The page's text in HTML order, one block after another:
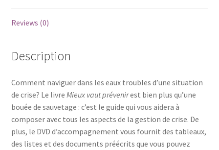
Reviews (0)
Description
Comment naviguer dans les eaux troubles d’une situation
de crise? Le livre Mieux vaut prévenirest bien plus qu’une
bouée de sauvetage : c’est le guide qui vous aidera à
composer avec tous les aspects de la gestion de crise. De
plus, le DVD d’accompagnement vous fournit des tableaux,
des listes et des documents préécrits que vous pouvez